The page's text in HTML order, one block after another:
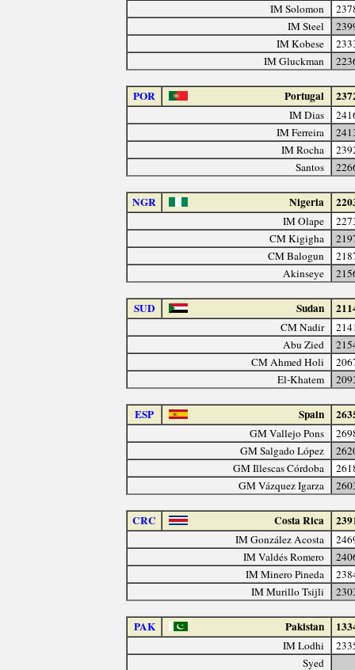
IM Solomon
IM Steel
IM Kobese
IM Gluckman
POR Portugal
IM Dias
IM Ferreira
IM Rocha
Santos
NGR Nigeria
IM Olape
CM Kigigha
CM Balogun
Akinseye
SUD Sudan
CM Nadir
Abu Zied
CM Ahmed Holi
El-Khatem
ESP Spain
GM Vallejo Pons
GM Salgado López
GM Illescas Córdoba
GM Vázquez Igarza
CRC Costa Rica
IM González Acosta
IM Valdés Romero
IM Minero Pineda
IM Murillo Tsijli
PAK Pakistan
IM Lodhi
Syed